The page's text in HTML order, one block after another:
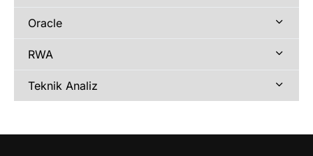
Oracle
RWA
Teknik Analiz